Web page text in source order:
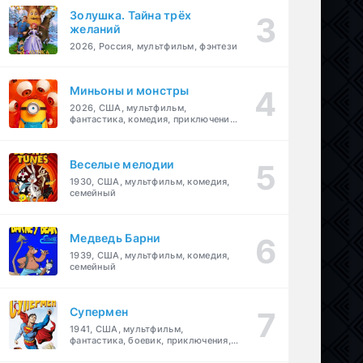
Золушка. Тайна трёх
желаний
2026, Россия, мультфильм, фэнтези
Миньоны и монстры
2026, США, мультфильм,
фантастика, комедия, приключения,
Веселые мелодии
1930, США, мультфильм, комедия,
семейный
Медведь Барни
1939, США, мультфильм, комедия,
семейный
Супермен
1941, США, мультфильм,
фантастика, боевик, приключения,